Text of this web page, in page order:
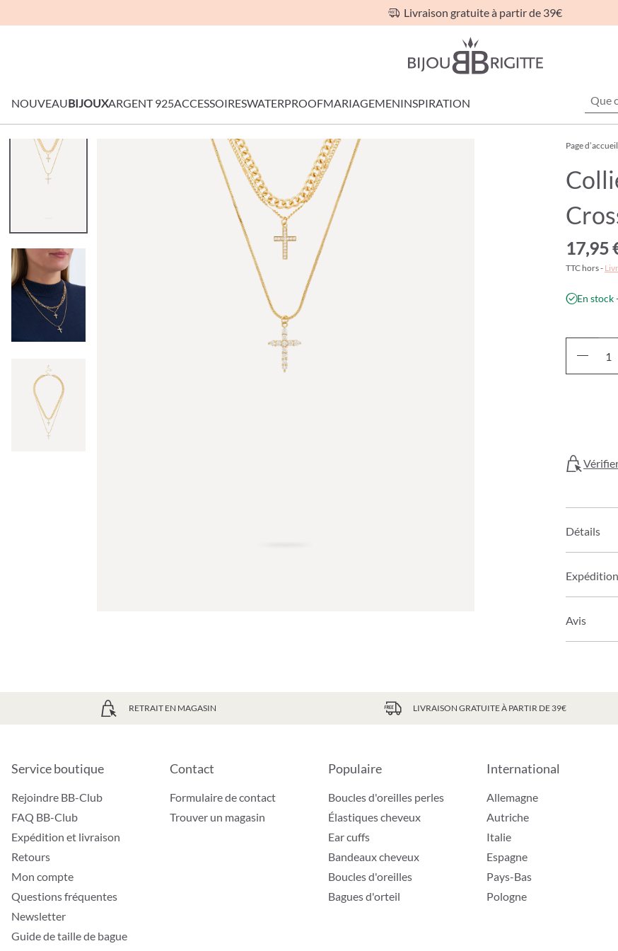
Livraison gratuite à partir de 39€
NOUVEAUBIJOUXARGENT 925ACCESSOIRESWATERPROOFMARIAGEMENINSPIRATION
Page d’accueil
17,95
TTC hors -
En stock
Détails
Avis
RETRAIT EN MAGASIN LIVRAISON GRATUITE À PARTIR DE 39€
Service boutique
Rejoindre BB-Club
FAQ BB-Club
Expédition et livraison
Retours
Mon compte
Questions fréquentes
Newsletter
Guide de taille de bague
Contact
Formulaire de contact
Trouver un magasin
Populaire
Boucles d'oreilles perles
Élastiques cheveux
Ear cuffs
Bandeaux cheveux
Boucles d'oreilles
Bagues d'orteil
International
Allemagne
Autriche
Italie
Espagne
Pays-Bas
Pologne